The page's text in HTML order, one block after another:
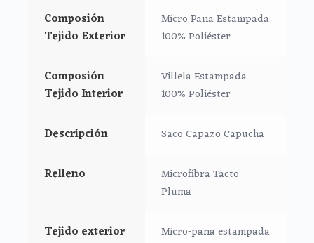
Alto 78 cm
Ancho (cerrado) 43 cm.
Tejido interior 100% poliéster
Composión
Tejido Exterior
Micro Pana Estampada
100% Poliéster
Composión
Tejido Interior
Villela Estampada
100% Poliéster
Descripción Saco Capazo Capucha
Relleno
Microfibra Tacto
Pluma
Tejido exterior Micro-pana estampada